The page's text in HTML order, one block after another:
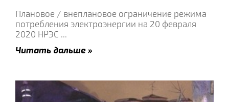
Плановое / внеплановое ограничение режима
потребления электроэнергии на 20 февраля
2020 НРЭС ...
Читать дальше »